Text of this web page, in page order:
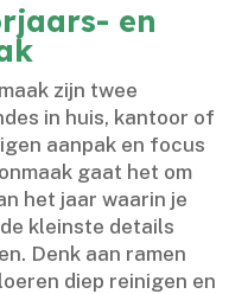
en
zijn twee
in huis, kantoor of
aanpak en focus
gaat het om
het jaar waarin je
kleinste details
Denk aan ramen
diep reinigen en